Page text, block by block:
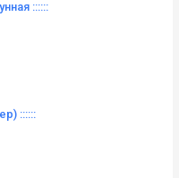
::::::
::::::